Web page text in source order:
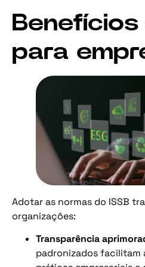
Benefícios
para
Adotar as normas do ISSB
organizações:
Transparência
padronizados facilitam